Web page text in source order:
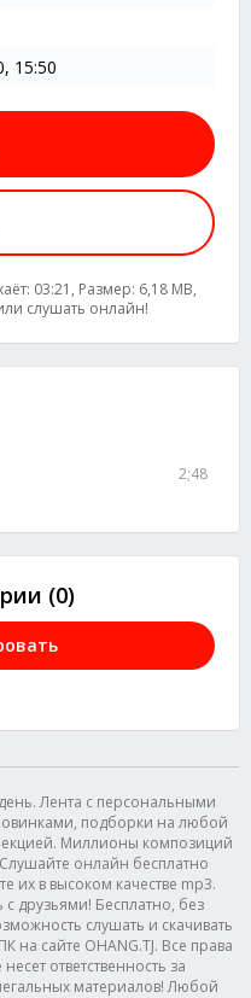
15:50
03:21, Размер: 6,18 MB,
слушать онлайн!
2;48
(0)
Лента с персональными
подборки на любой
Миллионы композиций
онлайн бесплатно
их в высоком качестве mp3.
с друзьями! Бесплатно, без
слушать и скачивать
на сайте OHANG.TJ. Все права
ответственность за
материалов! Любой